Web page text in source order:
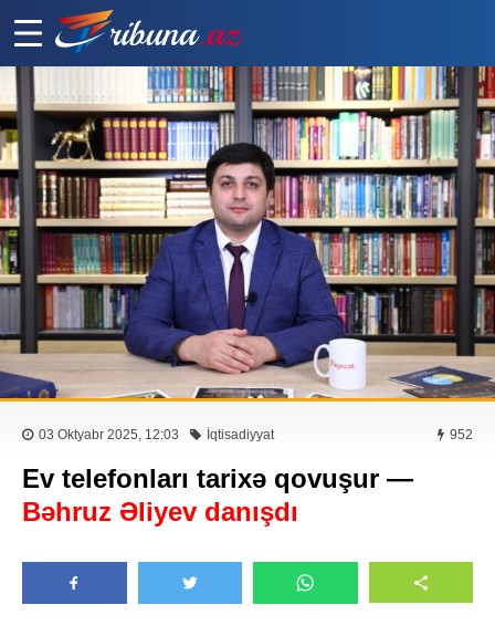
03 Oktyabr 2025, 12:03 İqtisadiyyat 952
Ev telefonları tarixə qovuşur —
Bəhruz Əliyev danışdı